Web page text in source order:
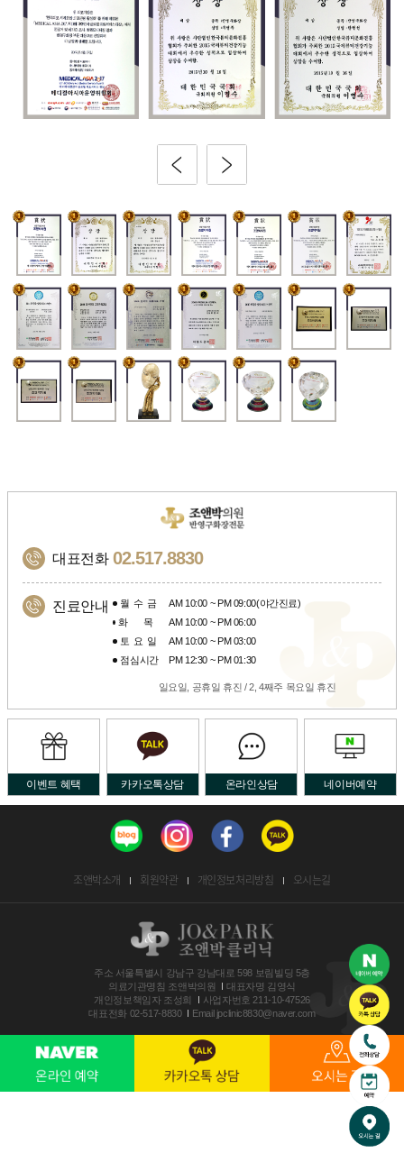
대표전화 02.517.8830
진료안내 월수금
AM 10:00 ~ PM 09:00(야간진료)
화목 AM 10:00 ~ PM 06:00
토요일
AM 10:00 ~ PM 03:00
점심시간
PM 12:30 ~ PM 01:30
일요일, 공휴일 휴진 / 2, 4째주 목요일 휴진
이벤트 혜택 카카오톡상담 온라인상담 네이버예약
조앤박소개 회원약관 개인정보처리방침 오시는길
주소 서울특별시 강남구 강남대로 598 보림빌딩 5층
의료기관명침 조앤박의원 대표자명 김영식
개인정보책임자조성희 사업자번호 211-10-47526
대표전화02-517-8830 Email jpclinic8830@naver.com